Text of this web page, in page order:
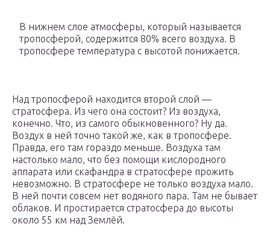
В нижнем слое атмосферы, который называется
тропосферой, содержится 80% всего воздуха. В
тропосфере температура с высотой понижается.
Над тропосферой находится второй слой —
стратосфера. Из чего она состоит? Из воздуха,
конечно. Что, из самого обыкновенного? Ну да.
Воздух в ней точно такой же, как в тропосфере.
Правда, его там гораздо меньше. Воздуха там
настолько мало, что без помощи кислородного
аппарата или скафандра в стратосфере прожить
невозможно. В стратосфере не только воздуха мало.
В ней почти совсем нет водяного пара. Там не бывает
облаков. И простирается стратосфера до высоты
около 55 км над Землёй.